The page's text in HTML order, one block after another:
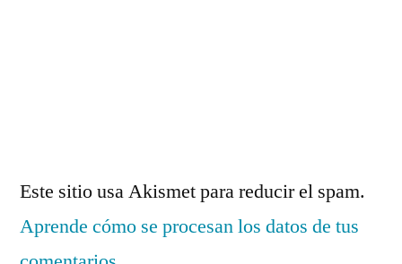
Este sitio usa Akismet para reducir el spam.
Aprende cómo se procesan los datos de tus